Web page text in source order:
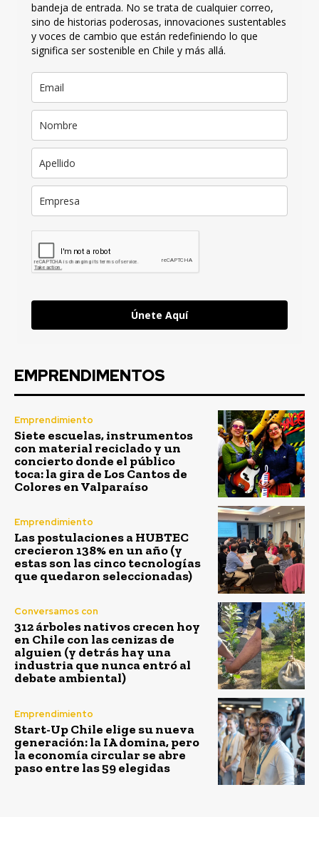
bandeja de entrada. No se trata de cualquier correo,
sino de historias poderosas, innovaciones sustentables
y voces de cambio que están redefiniendo lo que
significa ser sostenible en Chile y más allá.
Únete Aquí
EMPRENDIMENTOS
Emprendimiento
Siete escuelas, instrumentos
con material reciclado y un
concierto donde el público
toca: la gira de Los Cantos de
Colores en Valparaíso
Emprendimiento
Las postulaciones a HUBTEC
crecieron 138% en un año (y
estas son las cinco tecnologías
que quedaron seleccionadas)
Conversamos con
312 árboles nativos crecen hoy
en Chile con las cenizas de
alguien (y detrás hay una
industria que nunca entró al
debate ambiental)
Emprendimiento
Start-Up Chile elige su nueva
generación: la IA domina, pero
la economía circular se abre
paso entre las 59 elegidas